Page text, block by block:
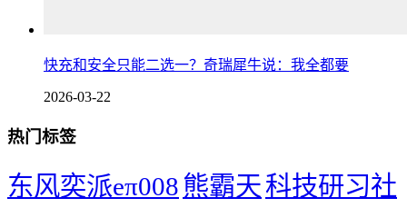
快充和安全只能二选一？奇瑞犀牛说：我全都要
2026-03-22
热门标签
东风奕派eπ008 熊霸天科技研习社